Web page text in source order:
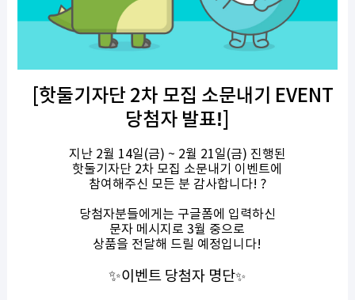
핫둘기자단2차 모집 소문내기 EVENT
당첨자 발표!
지난2월 14일(금) ~ 2월 21일(금) 진행된
핫둘기자단 2차 모집 소문내기 이벤트에
참여해주신 모든 분 감사합니다! ?
당첨자분들에게는 구글폼에 입력하신
문자 메시지로 3월 중으로
상품을 전달해 드릴 예정입니다!
✨이벤트 당첨자 명단✨